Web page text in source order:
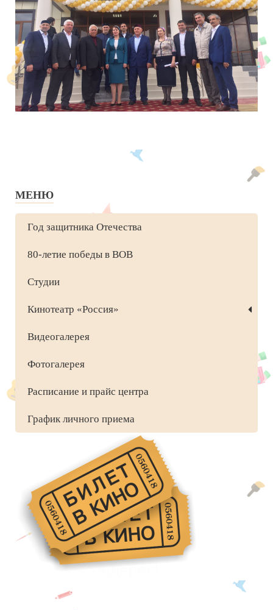
МЕНЮ
Год защитника Отечества
80-летие победы в ВОВ
Студии
Кинотеатр «Россия»
Видеогалерея
Фотогалерея
Расписание и прайс центра
График личного приема